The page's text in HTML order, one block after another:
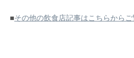
■その他の飲食店記事はこちらからご